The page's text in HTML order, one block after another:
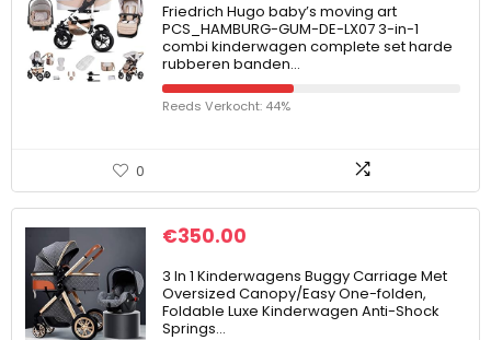
Friedrich Hugo baby’s moving art
PCS_HAMBURG-GUM-DE-LX07 3-in-1
combi kinderwagen complete set harde
rubberen banden…
Reeds Verkocht: 44%
0
€350.00
3 In 1 Kinderwagens Buggy Carriage Met
Oversized Canopy/Easy One-folden,
Foldable Luxe Kinderwagen Anti-Shock
Springs…